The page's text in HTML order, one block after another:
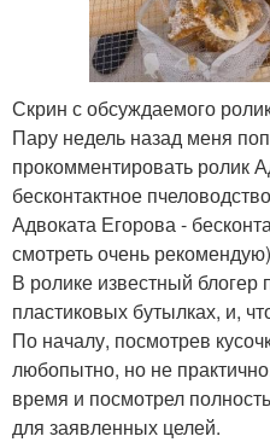
Скрин с обсуждаемого
Пару недель назад меня
прокомментировать ролик
бесконтактное
Адвоката Егорова -
смотреть очень
В ролике известный блогер
пластиковых бутылках, и,
По началу, посмотрев
любопытно, но не
время и посмотрел
для заявленных целей.